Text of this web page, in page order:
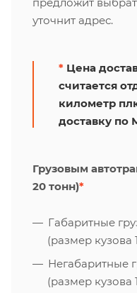
уточнит адрес.
* Цена
считается
километр
доставку по
Грузовым
20 тонн)*
Габаритные
(размер кузова
Негабаритные
(размер кузова